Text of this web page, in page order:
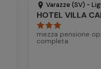
Varazze (SV) -
HOTEL VILLA
mezza pensione
completa